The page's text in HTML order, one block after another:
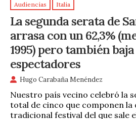
Audiencias Italia
La segunda serata de
arrasa con un 62,3%
1995) pero también
espectadores
Hugo Carabaña Menéndez
Nuestro país vecino celebró la
total de cinco que componen la
tradicional festival del que sale